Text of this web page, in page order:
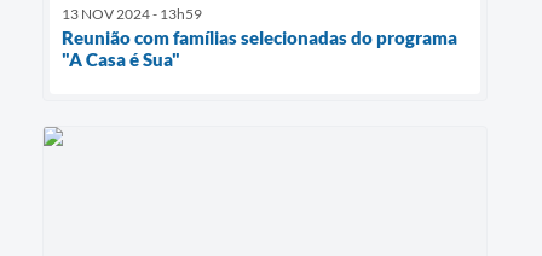
13 NOV 2024 - 13h59
Reunião com famílias selecionadas do programa
"A Casa é Sua"